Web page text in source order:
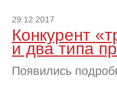
29.12.2017
Конкурент
и два типа
Появились